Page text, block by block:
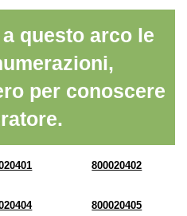
questo arco le
per conoscere
800020402
800020405